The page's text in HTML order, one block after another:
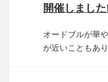
オードブルが華
が近いこともあ